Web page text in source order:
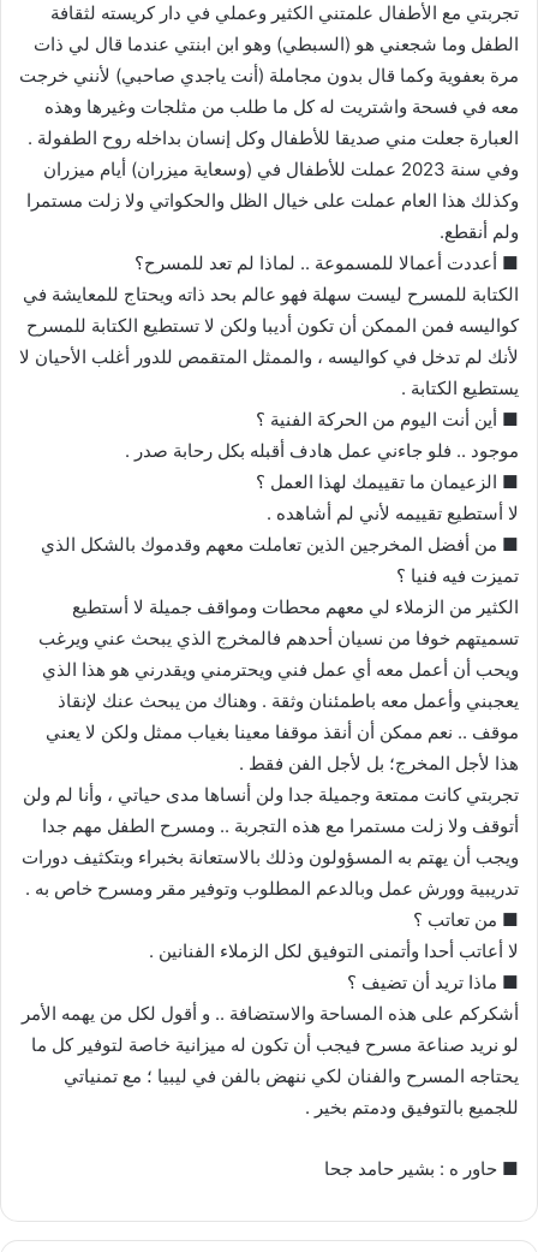
تجربتي مع الأطفال علمتني الكثير وعملي في دار كريسته لثقافة
الطفل وما شجعني هو (السبطي) وهو ابن ابنتي عندما قال لي ذات
مرة بعفوية وكما قال بدون مجاملة (أنت ياجدي صاحبي) لأنني خرجت
معه في فسحة واشتريت له كل ما طلب من مثلجات وغيرها وهذه
العبارة جعلت مني صديقا للأطفال وكل إنسان بداخله روح الطفولة .
وفي سنة 2023 عملت للأطفال في (وسعاية ميزران) أيام ميزران
وكذلك هذا العام عملت على خيال الظل والحكواتي ولا زلت مستمرا
ولم أنقطع.
■ أعددت أعمالا للمسموعة .. لماذا لم تعد للمسرح؟
الكتابة للمسرح ليست سهلة فهو عالم بحد ذاته ويحتاج للمعايشة في
كواليسه فمن الممكن أن تكون أديبا ولكن لا تستطيع الكتابة للمسرح
لأنك لم تدخل في كواليسه ، والممثل المتقمص للدور أغلب الأحيان لا
يستطيع الكتابة .
■ أين أنت اليوم من الحركة الفنية ؟
موجود .. فلو جاءني عمل هادف أقبله بكل رحابة صدر .
■ الزعيمان ما تقييمك لهذا العمل ؟
لا أستطيع تقييمه لأني لم أشاهده .
■ من أفضل المخرجين الذين تعاملت معهم وقدموك بالشكل الذي
تميزت فيه فنيا ؟
الكثير من الزملاء لي معهم محطات ومواقف جميلة لا أستطيع
تسميتهم خوفا من نسيان أحدهم فالمخرج الذي يبحث عني ويرغب
ويحب أن أعمل معه أي عمل فني ويحترمني ويقدرني هو هذا الذي
يعجبني وأعمل معه باطمئنان وثقة . وهناك من يبحث عنك لإنقاذ
موقف .. نعم ممكن أن أنقذ موقفا معينا بغياب ممثل ولكن لا يعني
هذا لأجل المخرج؛ بل لأجل الفن فقط .
تجربتي كانت ممتعة وجميلة جدا ولن أنساها مدى حياتي ، وأنا لم ولن
أتوقف ولا زلت مستمرا مع هذه التجربة .. ومسرح الطفل مهم جدا
ويجب أن يهتم به المسؤولون وذلك بالاستعانة بخبراء وبتكثيف دورات
تدريبية وورش عمل وبالدعم المطلوب وتوفير مقر ومسرح خاص به .
■ من تعاتب ؟
لا أعاتب أحدا وأتمنى التوفيق لكل الزملاء الفنانين .
■ ماذا تريد أن تضيف ؟
أشكركم على هذه المساحة والاستضافة .. و أقول لكل من يهمه الأمر
لو نريد صناعة مسرح فيجب أن تكون له ميزانية خاصة لتوفير كل ما
يحتاجه المسرح والفنان لكي ننهض بالفن في ليبيا ؛ مع تمنياتي
للجميع بالتوفيق ودمتم بخير .
■ حاور ه : بشير حامد جحا